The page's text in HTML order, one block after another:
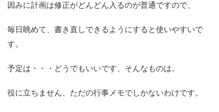
因みに計画は修正がどんどん入るのが普通ですので、
毎日眺めて、書き直しできるようにすると使いやすいで
す。
予定は・・・どうでもいいです、そんなものは。
役に立ちません、ただの行事メモでしかないわけです。